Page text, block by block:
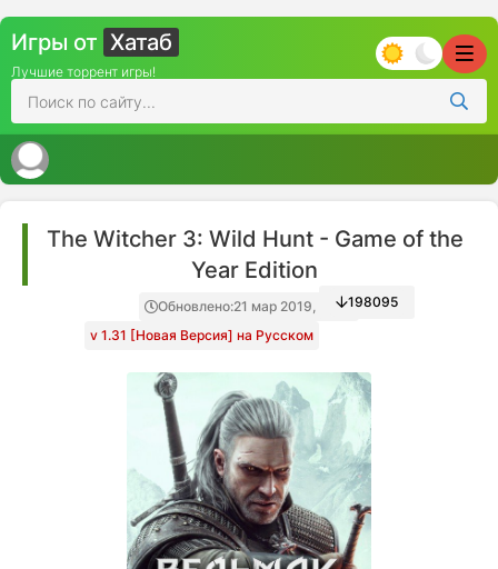
Игры от Хатаб
Лучшие торрент игры!
The Witcher 3: Wild Hunt - Game of the
Year Edition
Обновлено:21 мар 2019, 12:50
v 1.31 [Новая Версия] на Русском
198095